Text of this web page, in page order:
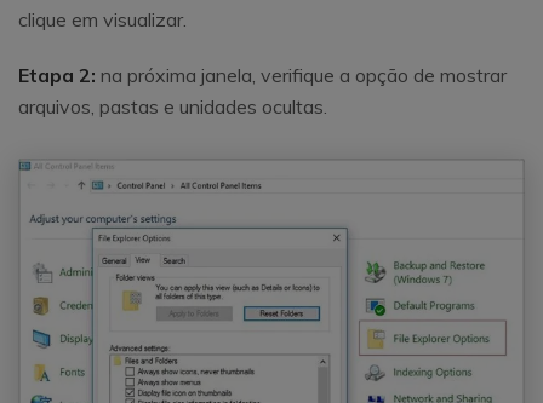
clique em visualizar.
Etapa 2: na próxima janela, verifique a opção de mostrar
arquivos, pastas e unidades ocultas.